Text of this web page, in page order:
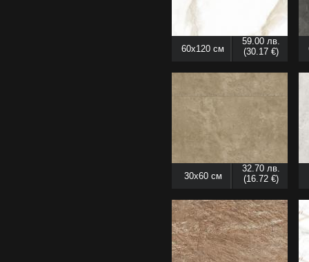
60x120 см
59.00 лв.
(30.17 €)
30x60 см
32.70 лв.
(16.72 €)